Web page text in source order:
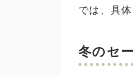
では、具
冬のセ